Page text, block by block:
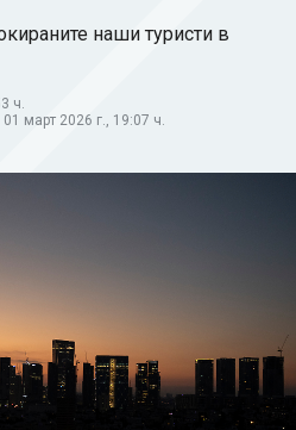
наши туристи в
ч.
март 2026 г., 19:07 ч.